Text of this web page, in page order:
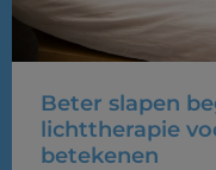
Beter slapen
lichttherapie
betekenen